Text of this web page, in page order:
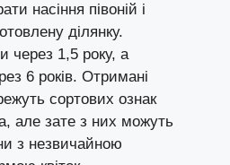
насіння півоній і
ділянку.
через 1,5 року, а
6 років. Отримані
сортових ознак
але зате з них можуть
з незвичайною